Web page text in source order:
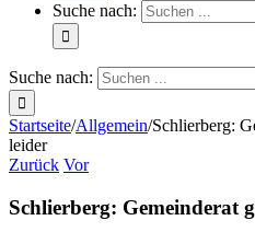
Suche nach:
Suche nach:
Startseite/Allgemein/Schlierberg:
leider
Zurück Vor
Schlierberg: Gemeinderat